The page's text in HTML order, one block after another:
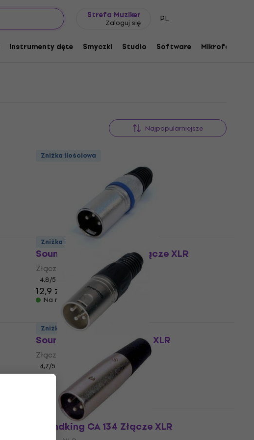
Strefa Muziker
Zaloguj się PL
Instrumenty dęte Smyczki Studio Software Mikrofony
Najpopularniejsze
Zniżka ilościowa
Soundking CA 403 BL Złącze XLR
Złącze XLR
4,8/5
12,9 zł
Na magazynie
Zniżka ilościowa
Soundking CA 114 Złącze XLR
Złącze XLR
4,7/5
5,59 zł 5,99 zł
Na magazynie
Zniżka ilościowa
Soundking CA 134 Złącze XLR